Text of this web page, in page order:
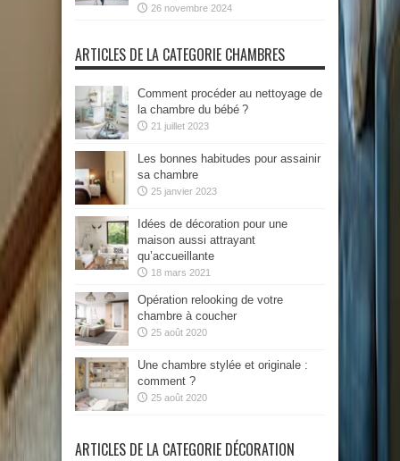
26 novembre 2024
ARTICLES DE LA CATEGORIE CHAMBRES
Comment procéder au nettoyage de
la chambre du bébé ?
21 juillet 2023
Les bonnes habitudes pour assainir
sa chambre
25 janvier 2023
Idées de décoration pour une
maison aussi attrayant
qu’accueillante
18 mars 2021
Opération relooking de votre
chambre à coucher
25 août 2020
Une chambre stylée et originale :
comment ?
25 août 2020
ARTICLES DE LA CATEGORIE DÉCORATION